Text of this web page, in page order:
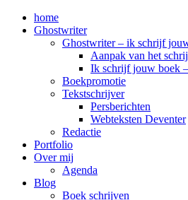
home
Ghostwriter
Ghostwriter – ik schrijf
Aanpak van het
Ik schrijf jouw boek
Boekpromotie
Tekstschrijver
Persberichten
Webteksten Deventer
Redactie
Portfolio
Over mij
Agenda
Blog
Boek schrijven